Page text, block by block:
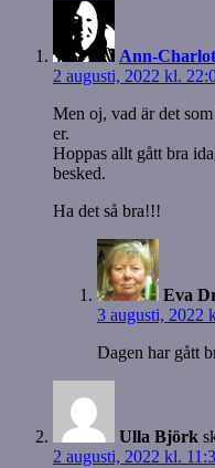
Ann-
2 augusti, 2022 kl.
Men oj, vad är det
er.
Hoppas allt gått bra
besked.
Ha det så bra!!!
Eva
3 augusti, 2022
Dagen har gått
Ulla Björk
2 augusti, 2022 kl.